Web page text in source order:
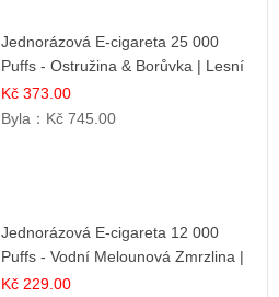
Jednorázová E-cigareta 25 000
Puffs - Ostružina & Borůvka | Lesní
ovocná směs
Kč 373.00
Byla： Kč 745.00
Jednorázová E-cigareta 12 000
Puffs - Vodní Melounová Zmrzlina |
Letní dezertní příchuť
Kč 229.00